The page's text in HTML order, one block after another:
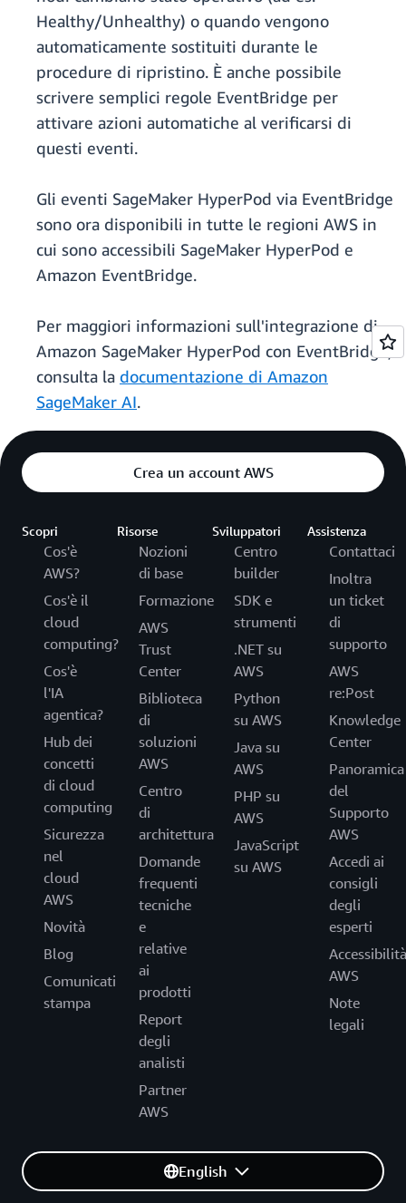
Healthy/Unhealthy) o quando vengono
automaticamente sostituiti durante le
procedure di ripristino. È anche possibile
scrivere semplici regole EventBridge per
attivare azioni automatiche al verificarsi di
questi eventi.
Gli eventi SageMaker HyperPod via EventBridge
sono ora disponibili in tutte le regioni AWS in
cui sono accessibili SageMaker HyperPod e
Amazon EventBridge.
Per maggiori informazioni sull'integrazione di
Amazon SageMaker HyperPod con EventBridge,
consulta la documentazione di Amazon
SageMaker AI.
Crea un account AWS
Scopri
Cos'è
AWS?
Cos'è il
cloud
computing?
Cos'è
l'IA
agentica?
Hub dei
concetti
di cloud
computing
Sicurezza
nel
cloud
AWS
Novità
Blog
Comunicati
stampa
Risorse
Nozioni
di base
Formazione
AWS
Trust
Center
Biblioteca
di
soluzioni
AWS
Centro
di
architettura
Domande
frequenti
tecniche
e
relative
ai
prodotti
Report
degli
analisti
Partner
AWS
Sviluppatori
Centro
builder
SDK e
strumenti
.NET su
AWS
Python
su AWS
Java su
AWS
PHP su
AWS
JavaScript
su AWS
Assistenza
Contattaci
Inoltra
un ticket
di
supporto
AWS
re:Post
Knowledge
Center
Panoramica
del
Supporto
AWS
Accedi ai
consigli
degli
esperti
Accessibilità
AWS
Note
legali
English